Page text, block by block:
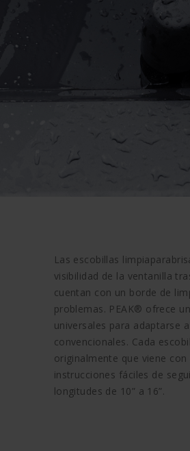
Las escobillas
visibilidad de la ventanilla
cuentan con un borde de
problemas. PEAK® ofrece
universales para adaptarse
convencionales. Cada
originalmente que viene
instrucciones fáciles de
longitudes de 10” a 16”.